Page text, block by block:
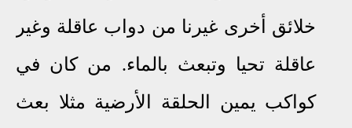
خلائق أخرى غيرنا من دواب عاقلة وغير
عاقلة تحيا وتبعث بالماء. من كان في
كواكب يمين الحلقة الأرضية مثلا بعث